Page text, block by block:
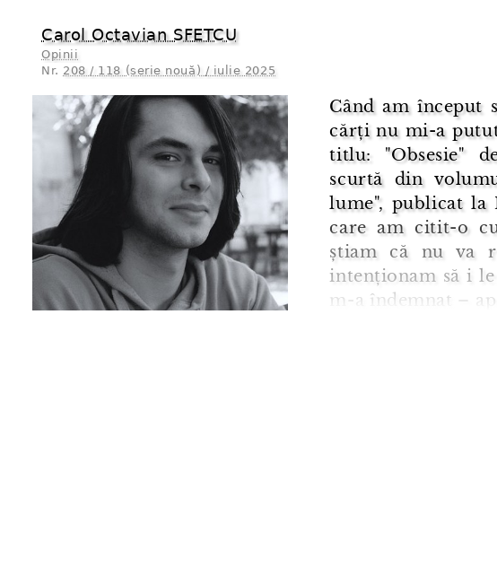
Carol Octavian SFETCU
Opinii
Nr. 208 / 118 (serie nouă) / iulie 2025
Când am început
cărți nu mi-a
titlu: "Obsesie"
scurtă din
lume", publicat la
care am citit-o
știam că nu va
intenționam să i
m-a îndemnat –